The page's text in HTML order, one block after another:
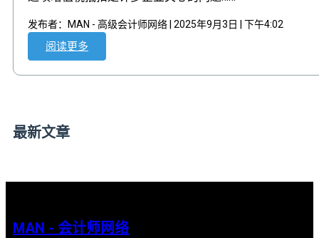
发布者：MAN - 高级会计师网络 | 2025年9月3日 | 下午4:02
阅读更多
最新文章
MAN - 会计师网络